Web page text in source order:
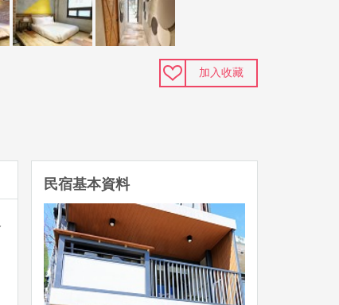
加入收藏
民宿基本資料